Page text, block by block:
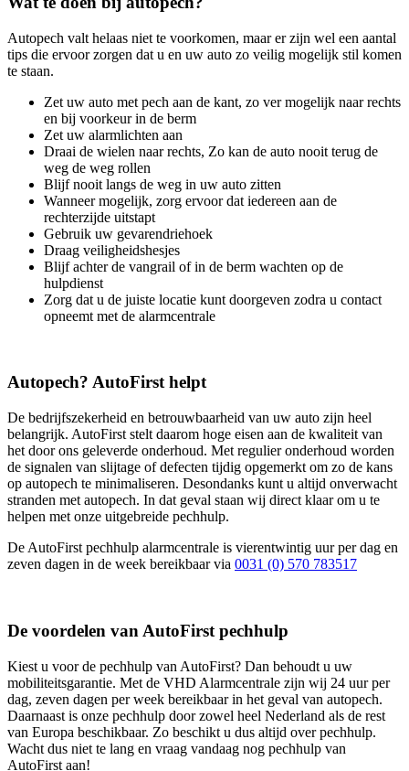
Autopech valt helaas niet te voorkomen, maar er zijn wel een aantal
tips die ervoor zorgen dat u en uw auto zo veilig mogelijk stil komen
te staan.
Zet uw auto met pech aan de kant, zo ver mogelijk naar rechts
en bij voorkeur in de berm
Zet uw alarmlichten aan
Draai de wielen naar rechts, Zo kan de auto nooit terug de
weg de weg rollen
Blijf nooit langs de weg in uw auto zitten
Wanneer mogelijk, zorg ervoor dat iedereen aan de
rechterzijde uitstapt
Gebruik uw gevarendriehoek
Draag veiligheidshesjes
Blijf achter de vangrail of in de berm wachten op de
hulpdienst
Zorg dat u de juiste locatie kunt doorgeven zodra u contact
opneemt met de alarmcentrale
Autopech? AutoFirst helpt
De bedrijfszekerheid en betrouwbaarheid van uw auto zijn heel
belangrijk. AutoFirst stelt daarom hoge eisen aan de kwaliteit van
het door ons geleverde onderhoud. Met regulier onderhoud worden
de signalen van slijtage of defecten tijdig opgemerkt om zo de kans
op autopech te minimaliseren. Desondanks kunt u altijd onverwacht
stranden met autopech. In dat geval staan wij direct klaar om u te
helpen met onze uitgebreide pechhulp.
De AutoFirst pechhulp alarmcentrale is vierentwintig uur per dag en
zeven dagen in de week bereikbaar via 0031 (0) 570 783517
De voordelen van AutoFirst pechhulp
Kiest u voor de pechhulp van AutoFirst? Dan behoudt u uw
mobiliteitsgarantie. Met de VHD Alarmcentrale zijn wij 24 uur per
dag, zeven dagen per week bereikbaar in het geval van autopech.
Daarnaast is onze pechhulp door zowel heel Nederland als de rest
van Europa beschikbaar. Zo beschikt u dus altijd over pechhulp.
Wacht dus niet te lang en vraag vandaag nog pechhulp van
AutoFirst aan!